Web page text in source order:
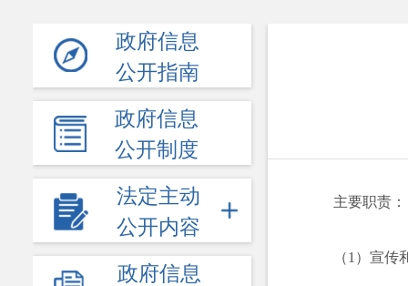
政府信息
公开指南
政府信息
公开制度
法定主动
公开内容
政府信息
主要职责：
（1）宣